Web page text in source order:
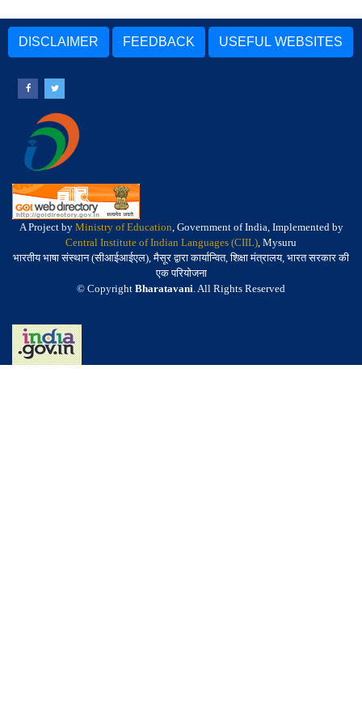
DISCLAIMER FEEDBACK USEFUL WEBSITES
A Project by Ministry of Education, Government of India, Implemented by
Central Institute of Indian Languages (CIIL), Mysuru
भारतीय भाषा संस्थान (सीआईआईएल), मैसूर द्वारा कार्यान्वित, शिक्षा मंत्रालय, भारत सरकार की
एक परियोजना
© Copyright Bharatavani. All Rights Reserved